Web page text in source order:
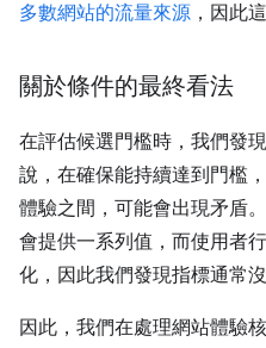
多數網站的流量來源 ，因此
關於條件的最終看法
在評估候選門檻時，我們發
說，在確保能持續達到門檻
體驗之間，可能會出現矛盾
會提供一系列值，而使用者
化，因此我們發現指標通常
因此，我們在處理網站體驗